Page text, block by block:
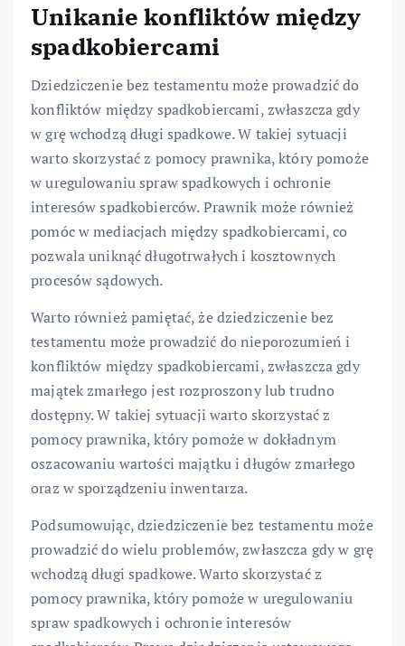
Unikanie konfliktów między
spadkobiercami
Dziedziczenie bez testamentu może prowadzić do
konfliktów między spadkobiercami, zwłaszcza gdy
w grę wchodzą długi spadkowe. W takiej sytuacji
warto skorzystać z pomocy prawnika, który pomoże
w uregulowaniu spraw spadkowych i ochronie
interesów spadkobierców. Prawnik może również
pomóc w mediacjach między spadkobiercami, co
pozwala uniknąć długotrwałych i kosztownych
procesów sądowych.
Warto również pamiętać, że dziedziczenie bez
testamentu może prowadzić do nieporozumień i
konfliktów między spadkobiercami, zwłaszcza gdy
majątek zmarłego jest rozproszony lub trudno
dostępny. W takiej sytuacji warto skorzystać z
pomocy prawnika, który pomoże w dokładnym
oszacowaniu wartości majątku i długów zmarłego
oraz w sporządzeniu inwentarza.
Podsumowując, dziedziczenie bez testamentu może
prowadzić do wielu problemów, zwłaszcza gdy w grę
wchodzą długi spadkowe. Warto skorzystać z
pomocy prawnika, który pomoże w uregulowaniu
spraw spadkowych i ochronie interesów